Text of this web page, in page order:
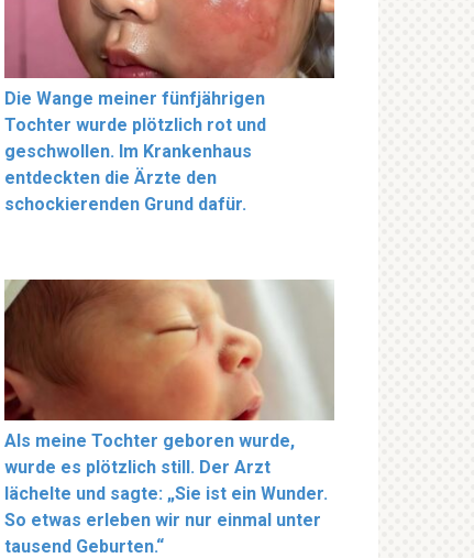
Die Wange meiner fünfjährigen
Tochter wurde plötzlich rot und
geschwollen. Im Krankenhaus
entdeckten die Ärzte den
schockierenden Grund dafür.
Als meine Tochter geboren wurde,
wurde es plötzlich still. Der Arzt
lächelte und sagte: „Sie ist ein Wunder.
So etwas erleben wir nur einmal unter
tausend Geburten.“